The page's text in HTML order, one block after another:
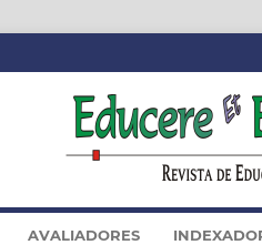
AVALIADORES